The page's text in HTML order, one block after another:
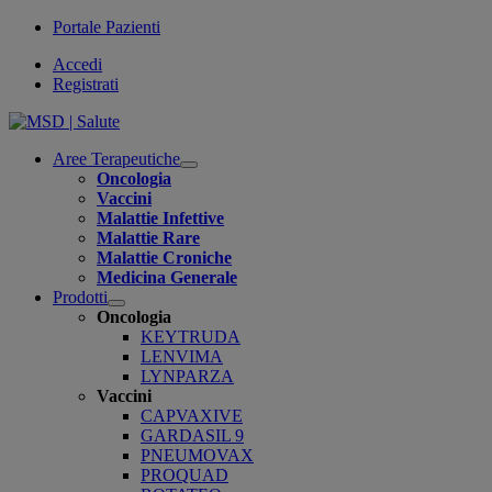
Portale Pazienti
Accedi
Registrati
Aree Terapeutiche
Open
Oncologia
Vaccini
Malattie Infettive
Malattie Rare
Malattie Croniche
Medicina Generale
Prodotti
Open
submenu
Oncologia
KEYTRUDA
LENVIMA
LYNPARZA
Vaccini
CAPVAXIVE
GARDASIL 9
PNEUMOVAX
PROQUAD